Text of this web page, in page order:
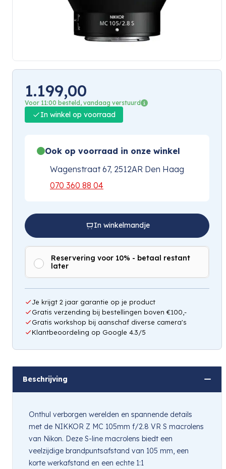
1.199,00
Voor 11:00 besteld, vandaag verstuurd
In winkel op voorraad
Ook op voorraad in onze winkel
Wagenstraat 67, 2512AR Den Haag
070 360 88 04
In winkelmandje
Reservering voor 10% - betaal restant
later
Je krijgt 2 jaar garantie op je product
Gratis verzending bij bestellingen boven €100,-
Gratis workshop bij aanschaf diverse camera's
Klantbeoordeling op Google 4.3/5
Beschrijving
Onthul verborgen werelden en spannende details
met de NIKKOR Z MC 105mm f/2.8 VR S macrolens
van Nikon. Deze S-line macrolens biedt een
veelzijdige brandpuntsafstand van 105 mm, een
korte werkafstand en een echte 1:1